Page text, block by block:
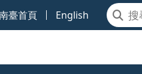
臺首頁 English